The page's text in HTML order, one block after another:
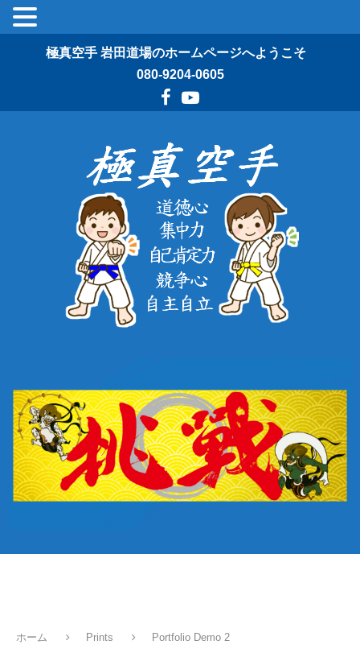
極真空手 岩田道場のホームページへようこそ
080-9204-0605
ホーム Prints Portfolio Demo 2